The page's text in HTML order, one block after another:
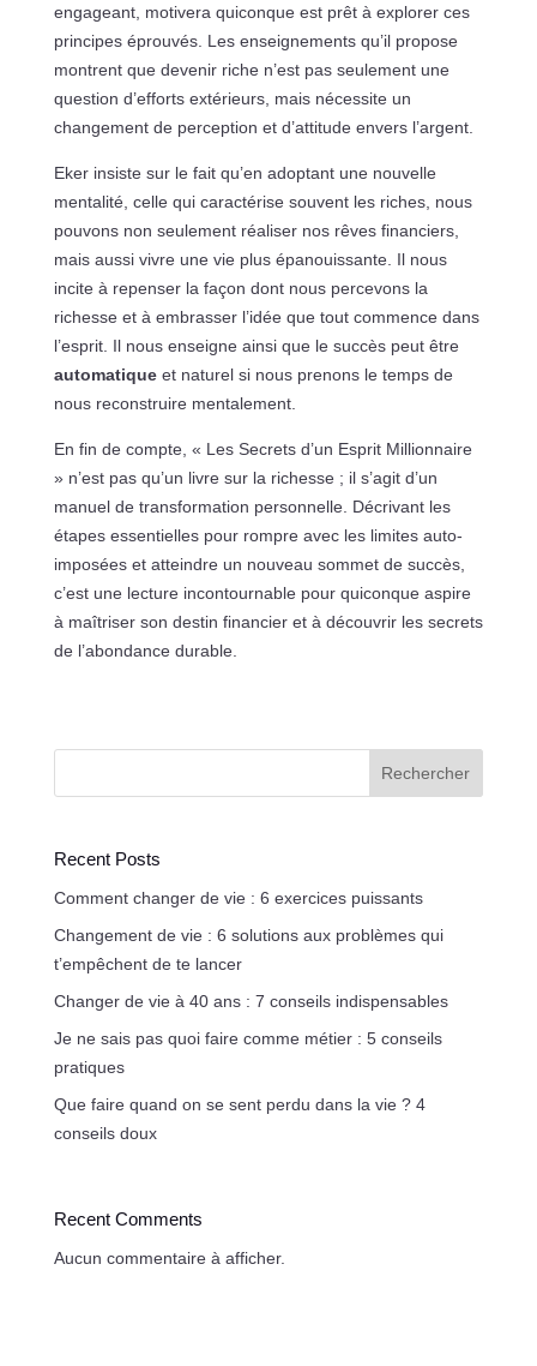
engageant, motivera quiconque est prêt à explorer ces
principes éprouvés. Les enseignements qu’il propose
montrent que devenir riche n’est pas seulement une
question d’efforts extérieurs, mais nécessite un
changement de perception et d’attitude envers l’argent.
Eker insiste sur le fait qu’en adoptant une nouvelle
mentalité, celle qui caractérise souvent les riches, nous
pouvons non seulement réaliser nos rêves financiers,
mais aussi vivre une vie plus épanouissante. Il nous
incite à repenser la façon dont nous percevons la
richesse et à embrasser l’idée que tout commence dans
l’esprit. Il nous enseigne ainsi que le succès peut être
automatiqueet naturel si nous prenons le temps de
nous reconstruire mentalement.
En fin de compte, « Les Secrets d’un Esprit Millionnaire
» n’est pas qu’un livre sur la richesse ; il s’agit d’un
manuel de transformation personnelle. Décrivant les
étapes essentielles pour rompre avec les limites auto-
imposées et atteindre un nouveau sommet de succès,
c’est une lecture incontournable pour quiconque aspire
à maîtriser son destin financier et à découvrir les secrets
de l’abondance durable.
Rechercher
Recent Posts
Comment changer de vie : 6 exercices puissants
Changement de vie : 6 solutions aux problèmes qui
t’empêchent de te lancer
Changer de vie à 40 ans : 7 conseils indispensables
Je ne sais pas quoi faire comme métier : 5 conseils
pratiques
Que faire quand on se sent perdu dans la vie ? 4
conseils doux
Recent Comments
Aucun commentaire à afficher.